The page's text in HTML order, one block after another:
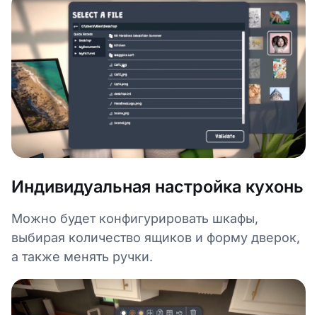
Индивидуальная настройка кухонь
Можно будет конфигурировать шкафы,
выбирая количество ящиков и форму дверок,
а также менять ручки.